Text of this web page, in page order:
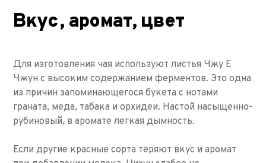
Вкус, аромат, цвет
Для изготовления чая используют листья Чжу Е
Чжун с высоким содержанием ферментов. Это одна
из причин запоминающегося букета с нотами
граната, меда, табака и орхидеи. Настой насыщенно-
рубиновый, в аромате легкая дымность.
Если другие красные сорта теряют вкус и аромат